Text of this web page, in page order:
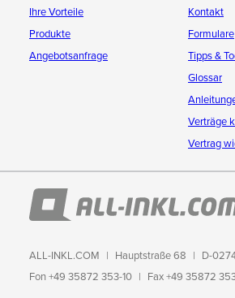
Ihre Vorteile
Produkte
Angebotsanfrage
Kontakt
Formulare
Tipps &
Glossar
Verträge
Vertrag
ALL-INKL.COM Hauptstraße 68
D-
Fon +49 35872 353-10
Fax +49 35872